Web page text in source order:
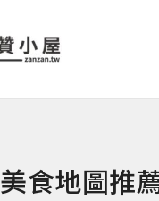
美食地圖推